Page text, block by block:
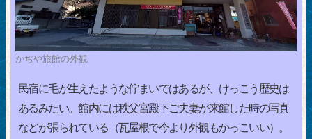
かぢや旅館の外観
民宿に毛が生えたような佇まいではあるが、けっこう歴史は
あるみたい。館内には秩父宮殿下ご夫妻が来館した時の写真
などが張られている（瓦屋根で今より外観もかっこいい）。